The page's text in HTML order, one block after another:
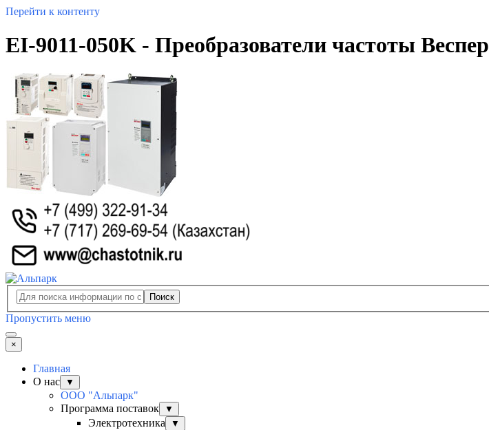
Перейти к контенту
EI-9011-050K - Преобразователи частоты Веспер
Поиск
Пропустить меню
×
Главная
О нас
▼
ООО "Альпарк"
Программа поставок
▼
Электротехника ▼